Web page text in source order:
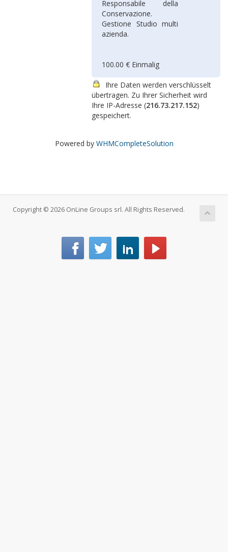
Responsabile della
Conservazione.
Gestione Studio multi
azienda.
100.00 € Einmalig
Ihre Daten werden verschlüsselt
übertragen. Zu Ihrer Sicherheit wird
Ihre IP-Adresse (216.73.217.152)
gespeichert.
Powered by WHMCompleteSolution
Copyright © 2026 OnLine Groups srl. All Rights Reserved.